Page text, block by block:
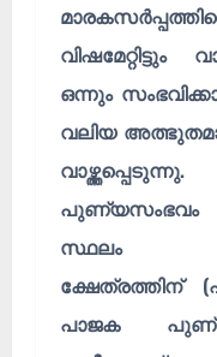
വിഷമേറ്റിട്ടും
ഒന്നും
വലിയ
സ്ഥലം
ക്ഷേത്രത്തിന്
പാജക